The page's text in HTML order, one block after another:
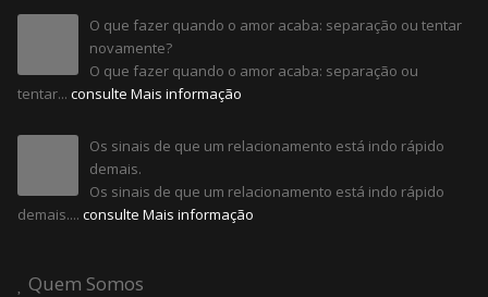
O que fazer quando o amor acaba: separação ou tentar
novamente?
O que fazer quando o amor acaba: separação ou
tentar... consulte Mais informação
Os sinais de que um relacionamento está indo rápido
demais.
Os sinais de que um relacionamento está indo rápido
demais.... consulte Mais informação
Quem Somos